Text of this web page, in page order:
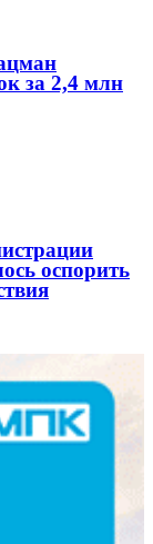
за 2,4 млн
оспорить